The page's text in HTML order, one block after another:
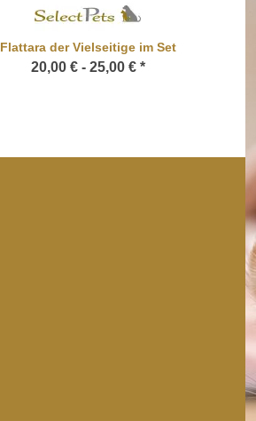
Flattara der Vielseitige im Set
20,00 € - 25,00 € *